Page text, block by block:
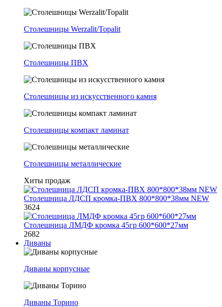
Столешницы Werzalit/Topalit
Столешницы ПВХ
Столешницы из искусственного камня
Столешницы компакт ламинат
Столешницы металлические
Хиты продаж
Столешница ЛДСП кромка-ПВХ 800*800*38мм NEW
3624
Столешница ЛМДФ кромка 45гр 600*600*27мм
2682
Диваны
Диваны корпусные
Диваны Торино